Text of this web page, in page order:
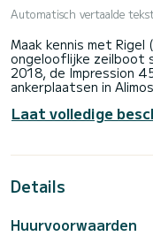
Automatisch vertaalde
Maak kennis met
ongelooflijke zeilboot
2018, de Impression
ankerplaatsen in
De boot heeft 4
capaciteit van 10
vakantie op het water
Laat volledige
Details
Huurvoorwaarden